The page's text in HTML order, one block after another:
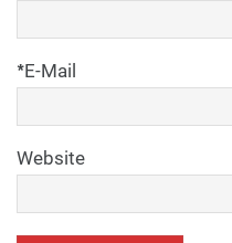
E-Mail
*
Website